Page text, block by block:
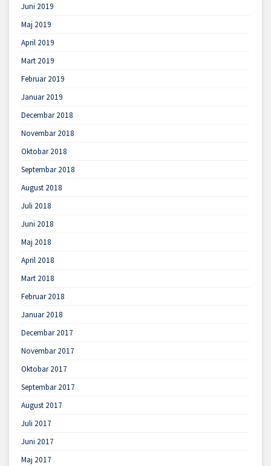
Juni 2019
Maj 2019
April 2019
Mart 2019
Februar 2019
Januar 2019
Decembar 2018
Novembar 2018
Oktobar 2018
Septembar 2018
August 2018
Juli 2018
Juni 2018
Maj 2018
April 2018
Mart 2018
Februar 2018
Januar 2018
Decembar 2017
Novembar 2017
Oktobar 2017
Septembar 2017
August 2017
Juli 2017
Juni 2017
Maj 2017